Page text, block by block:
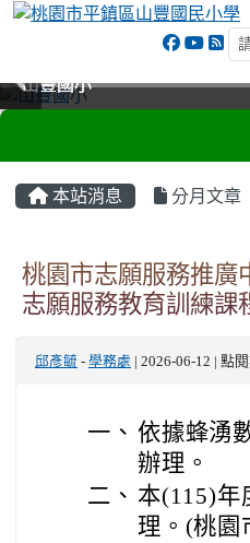
山豐國小
山豐國小
山豐國小
山豐國小
本站消息 分月文章
桃園市志願服務推廣
志願服務教育訓練課
邱彥毓 - 學務處 | 2026-06-12 | 點
一、 依據蜂湧
辦理。
二、 本(115)年
理。(桃園